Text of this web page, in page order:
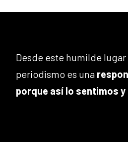
Desde este humilde
periodismo es una
porque así lo sentimos